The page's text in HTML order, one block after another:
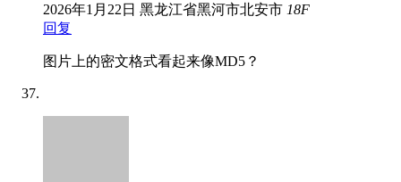
2026年1月22日 黑龙江省黑河市北安市 18F
回复
图片上的密文格式看起来像MD5？